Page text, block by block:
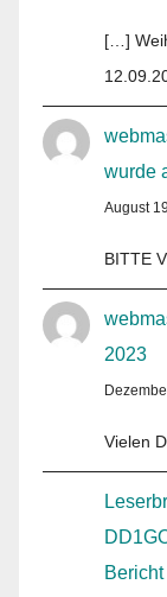
[…]
wurde
August
BITTE
2023
Vielen